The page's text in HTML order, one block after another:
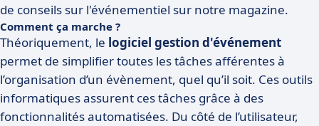
de conseils sur l'événementiel sur notre magazine.
Comment ça marche ?
Théoriquement, le logiciel gestion d'événement
permet de simplifier toutes les tâches afférentes à
l’organisation d’un évènement, quel qu’il soit. Ces outils
informatiques assurent ces tâches grâce à des
fonctionnalités automatisées. Du côté de l’utilisateur,